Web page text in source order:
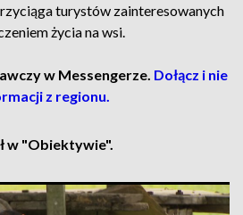
turystów zainteresowanych
życia na wsi.
w Messengerze. Dołącz i nie
z regionu.
w "Obiektywie".